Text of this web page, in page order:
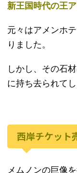
新王国時代の王
元々はアメンホ
りました。
しかし、その石
に持ち去られてし
西岸チケット
メムノンの巨像